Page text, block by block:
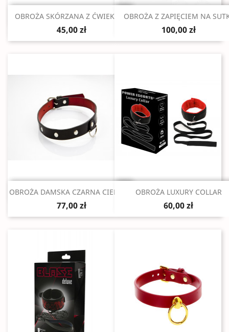
Szybki podgląd
OBROŻA SKÓRZANA Z ĆWIEKAMI
45,00 zł
Szybki podgląd
OBROŻA Z ZAPIĘCIEM NA
100,00 zł
Szybki podgląd
OBROŻA DAMSKA CZARNA CIENKA...
77,00 zł
Szybki podgląd
OBROŻA LUXURY COLLAR
60,00 zł